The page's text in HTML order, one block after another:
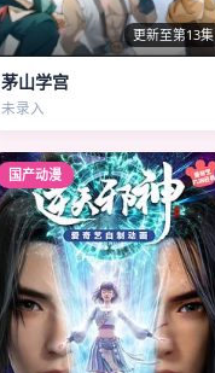
更新至第13集
茅山学宫
未录入
国产动漫